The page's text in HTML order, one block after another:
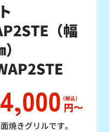
（幅
円〜
焼きグリルです。